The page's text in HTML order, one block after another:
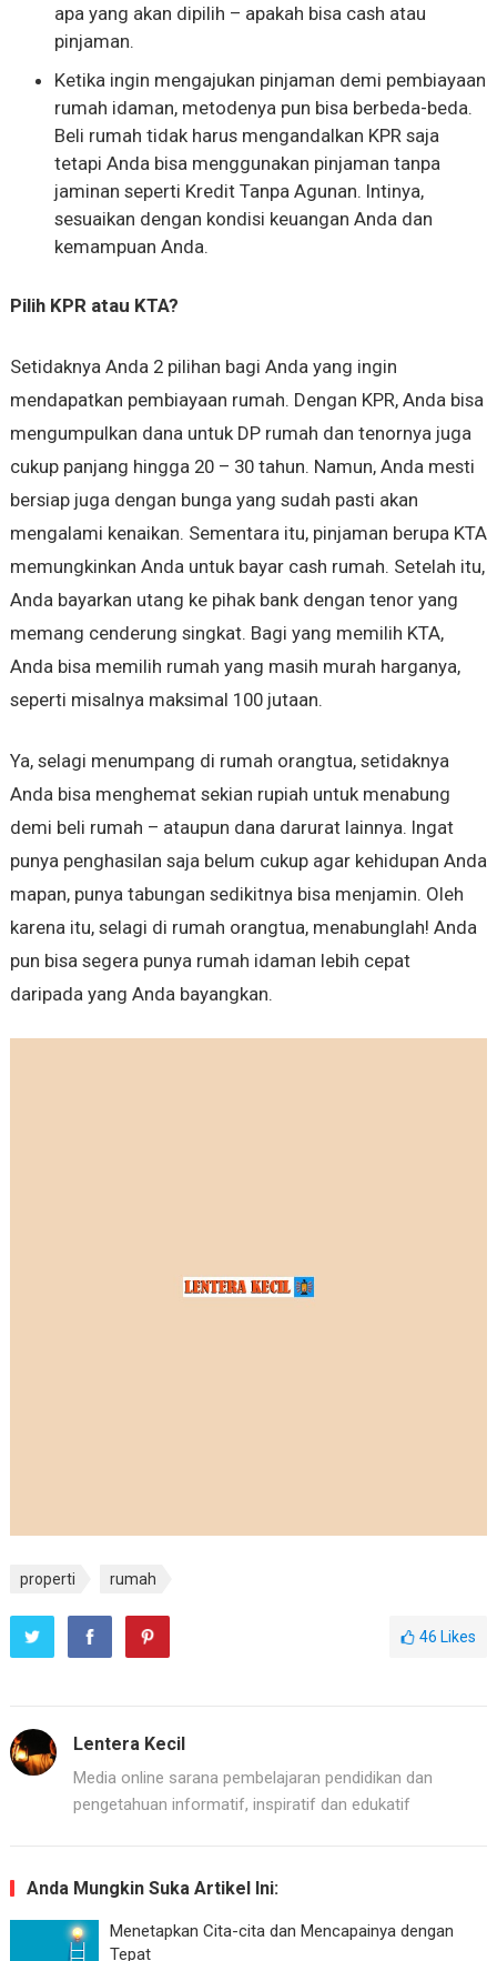
apa yang akan dipilih – apakah bisa cash atau
pinjaman.
Ketika ingin mengajukan pinjaman demi pembiayaan
rumah idaman, metodenya pun bisa berbeda-beda.
Beli rumah tidak harus mengandalkan KPR saja
tetapi Anda bisa menggunakan pinjaman tanpa
jaminan seperti Kredit Tanpa Agunan. Intinya,
sesuaikan dengan kondisi keuangan Anda dan
kemampuan Anda.
Pilih KPR atau KTA?
Setidaknya Anda 2 pilihan bagi Anda yang ingin
mendapatkan pembiayaan rumah. Dengan KPR, Anda bisa
mengumpulkan dana untuk DP rumah dan tenornya juga
cukup panjang hingga 20 – 30 tahun. Namun, Anda mesti
bersiap juga dengan bunga yang sudah pasti akan
mengalami kenaikan. Sementara itu, pinjaman berupa KTA
memungkinkan Anda untuk bayar cash rumah. Setelah itu,
Anda bayarkan utang ke pihak bank dengan tenor yang
memang cenderung singkat. Bagi yang memilih KTA,
Anda bisa memilih rumah yang masih murah harganya,
seperti misalnya maksimal 100 jutaan.
Ya, selagi menumpang di rumah orangtua, setidaknya
Anda bisa menghemat sekian rupiah untuk menabung
demi beli rumah – ataupun dana darurat lainnya. Ingat
punya penghasilan saja belum cukup agar kehidupan Anda
mapan, punya tabungan sedikitnya bisa menjamin. Oleh
karena itu, selagi di rumah orangtua, menabunglah! Anda
pun bisa segera punya rumah idaman lebih cepat
daripada yang Anda bayangkan.
properti rumah
46Likes
Lentera Kecil
Media online sarana pembelajaran pendidikan dan
pengetahuan informatif, inspiratif dan edukatif
Anda Mungkin Suka Artikel Ini:
Menetapkan Cita-cita dan Mencapainya dengan
Tepat